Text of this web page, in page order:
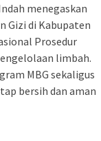
menegaskan
Gizi di Kabupaten
Prosedur
limbah.
MBG sekaligus
bersih dan aman